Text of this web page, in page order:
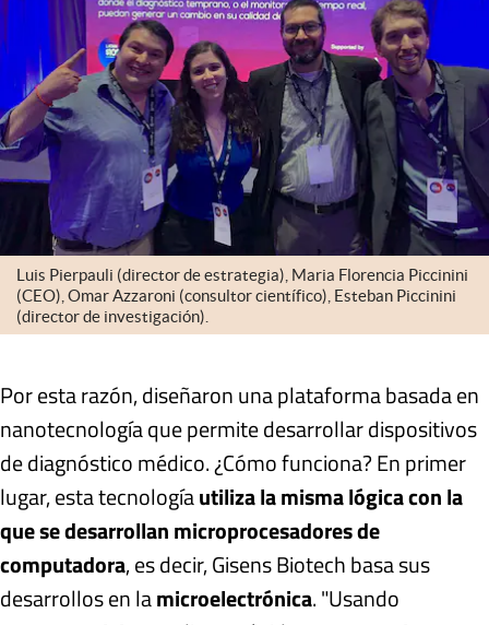
Luis Pierpauli (director de estrategia), Maria Florencia Piccinini
(CEO), Omar Azzaroni (consultor científico), Esteban Piccinini
(director de investigación).
Por esta razón, diseñaron una plataforma basada en
nanotecnología que permite desarrollar dispositivos
de diagnóstico médico. ¿Cómo funciona? En primer
lugar, esta tecnologíautiliza la misma lógica con la
que se desarrollan microprocesadores de
computadora, es decir, Gisens Biotech basa sus
desarrollos en lamicroelectrónica. "Usando